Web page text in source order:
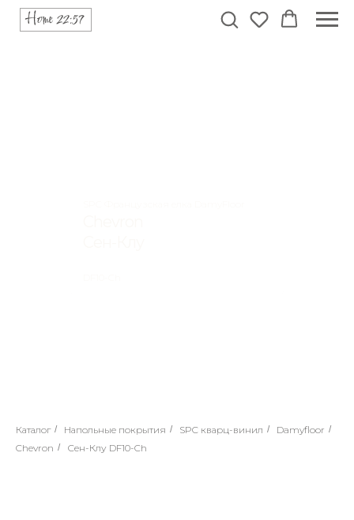
Каталог / Напольные покрытия / SPC кварц-винил / Damyfloor /
Chevron / Сен-Клу DF10-Ch